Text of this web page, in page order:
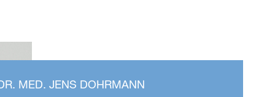
MED. JENS DOHRMANN